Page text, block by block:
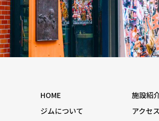
HOME
ジムについて
施設紹
アクセス